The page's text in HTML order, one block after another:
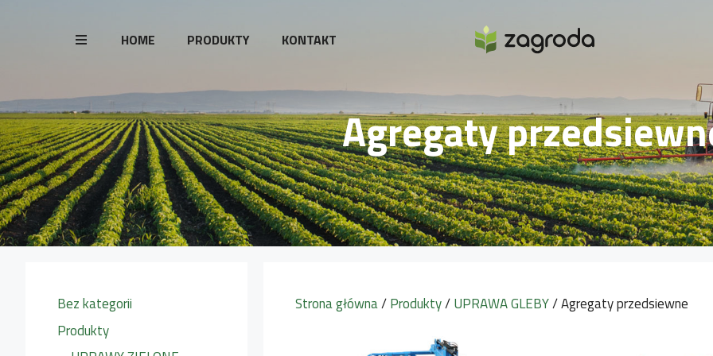
HOME PRODUKTY KONTAKT
Agregaty
Strona główna/Produkty/UPRAWA GLEBY/ Agregaty przedsiewne
Bez kategorii
Produkty